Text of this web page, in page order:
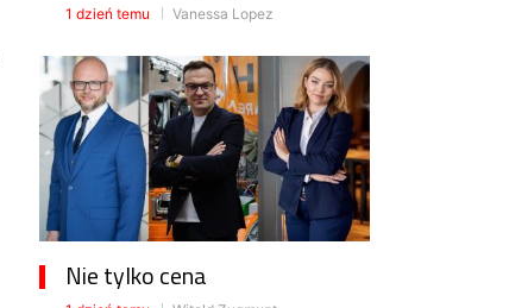
1 dzień temu Vanessa Lopez
Nie tylko cena